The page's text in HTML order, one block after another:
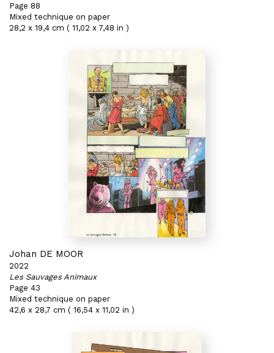
Page 88
Mixed technique on paper
28,2 x 19,4 cm ( 11,02 x 7,48 in )
Johan DE MOOR
2022
Les Sauvages Animaux
Page 43
Mixed technique on paper
42,6 x 28,7 cm ( 16,54 x 11,02 in )